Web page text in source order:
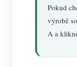
Pokud
výrobě
A a